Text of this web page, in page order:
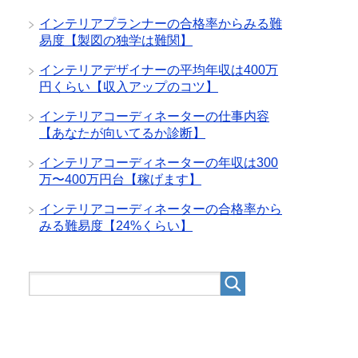
インテリアプランナーの合格率からみる難
易度【製図の独学は難関】
インテリアデザイナーの平均年収は400万
円くらい【収入アップのコツ】
インテリアコーディネーターの仕事内容
【あなたが向いてるか診断】
インテリアコーディネーターの年収は300
万〜400万円台【稼げます】
インテリアコーディネーターの合格率から
みる難易度【24%くらい】